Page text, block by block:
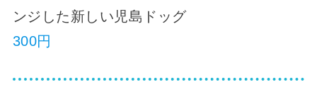
ンジした新しい児島ドッグ
300円